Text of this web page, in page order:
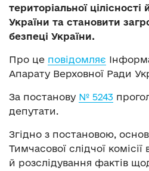
територіальної
України та становити
безпеці України.
Про це повідомляє
Апарату Верховної Ради
За постанову № 5243
депутати.
Згідно з постановою,
Тимчасової слідчої
й розслідування фактів